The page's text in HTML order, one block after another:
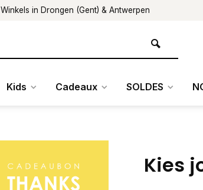
Winkels in Drongen (Gent) & Antwerpen
Kids Cadeaux SOLDES
Kies